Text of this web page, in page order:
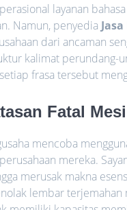
layanan
Namun, penyedia
dari ancaman
kalimat perundang-
frasa tersebut
Fatal
mencoba
mereka.
merusak makna
lembar